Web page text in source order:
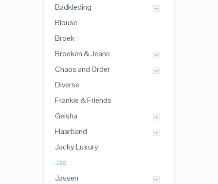
Badkleding
Blouse
Broek
Broeken & Jeans
Chaos and Order
Diverse
Frankie & Friends
Geisha
Haarband
Jacky Luxury
Jas
Jassen